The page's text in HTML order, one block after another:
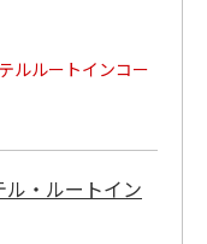
ルルートインコー
・ルートイン